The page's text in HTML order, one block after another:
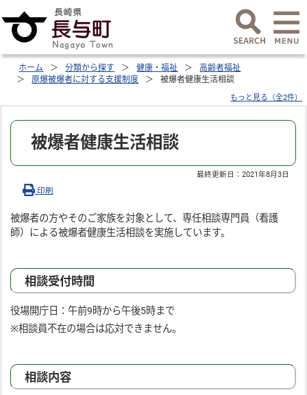
ホーム 分類から探す 健康・福祉
高齢者福祉
原爆被爆者に対する支援制度
被爆者健康生活相談
もっと見る（全2件）
被爆者健康生活相談
最終更新日：2021年8月3日
印刷
被爆者の方やそのご家族を対象として、専任相談専門員（看護
師）による被爆者健康生活相談を実施しています。
相談受付時間
役場開庁日：午前9時から午後5時まで
※相談員不在の場合は応対できません。
相談内容